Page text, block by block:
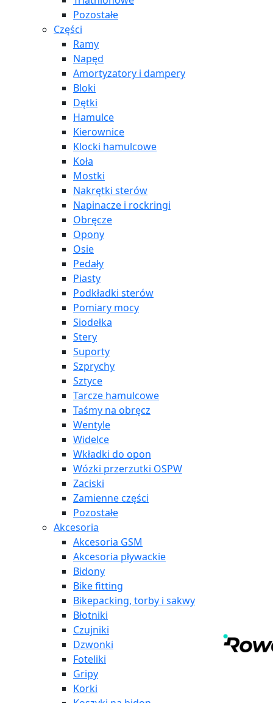
Pozostałe
Części
Ramy
Napęd
Amortyzatory i dampery
Bloki
Dętki
Hamulce
Kierownice
Klocki hamulcowe
Koła
Mostki
Nakrętki sterów
Napinacze i rockringi
Obręcze
Opony
Osie
Pedały
Piasty
Podkładki sterów
Pomiary mocy
Siodełka
Stery
Suporty
Szprychy
Sztyce
Tarcze hamulcowe
Taśmy na obręcz
Wentyle
Widelce
Wkładki do opon
Wózki przerzutki OSPW
Zaciski
Zamienne części
Pozostałe
Akcesoria
Akcesoria GSM
Akcesoria pływackie
Bidony
Bike fitting
Bikepacking, torby i sakwy
Błotniki
Czujniki
Dzwonki
Foteliki
Gripy
Korki